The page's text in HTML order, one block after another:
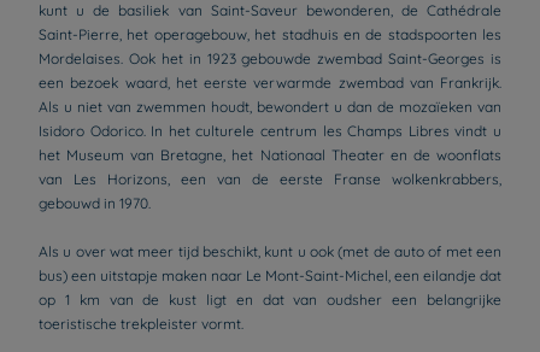
kunt u de basiliek van Saint-Saveur bewonderen, de Cathédrale
Saint-Pierre, het operagebouw, het stadhuis en de stadspoorten les
Mordelaises. Ook het in 1923 gebouwde zwembad Saint-Georges is
een bezoek waard, het eerste verwarmde zwembad van Frankrijk.
Als u niet van zwemmen houdt, bewondert u dan de mozaïeken van
Isidoro Odorico. In het culturele centrum les Champs Libres vindt u
het Museum van Bretagne, het Nationaal Theater en de woonflats
van Les Horizons, een van de eerste Franse wolkenkrabbers,
gebouwd in 1970.
Als u over wat meer tijd beschikt, kunt u ook (met de auto of met een
bus) een uitstapje maken naar Le Mont-Saint-Michel, een eilandje dat
op 1 km van de kust ligt en dat van oudsher een belangrijke
toeristische trekpleister vormt.